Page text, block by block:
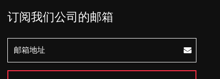
订阅我们公司的邮箱